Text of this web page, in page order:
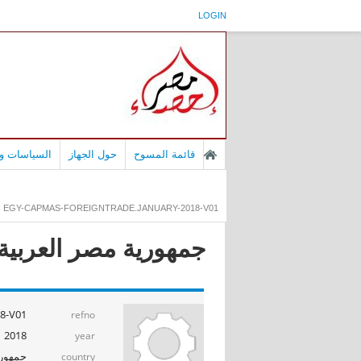
LOGIN
قائمة المسوح حول الجهاز السياسات
EGY-CAPMAS-FOREIGNTRADE.JANUARY-2018-V01
جمهورية مصر العربية -
refno
V01
year
2018
country